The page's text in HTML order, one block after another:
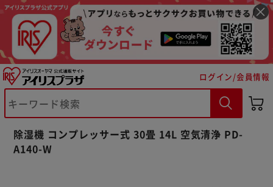
ログイン/会員情報
除湿機 コンプレッサー式 30畳 14L 空気清浄 PD-
A140-W